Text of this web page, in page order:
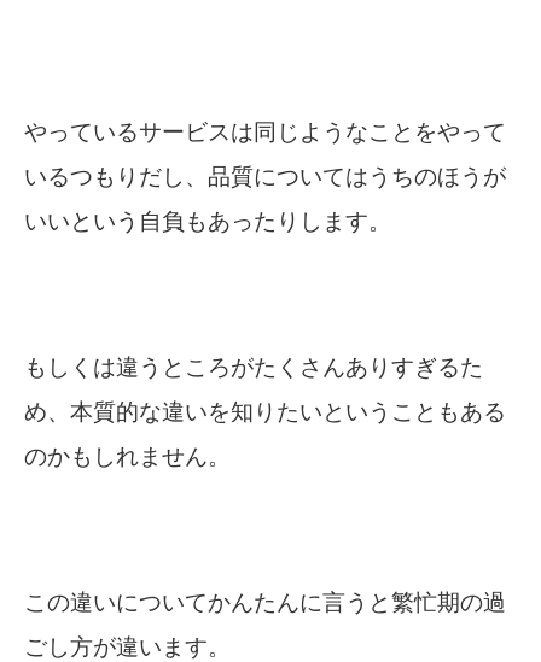
やっているサービスは同じようなことをやって
いるつもりだし、品質についてはうちのほうが
いいという自負もあったりします。
もしくは違うところがたくさんありすぎるた
め、本質的な違いを知りたいということもある
のかもしれません。
この違いについてかんたんに言うと繁忙期の過
ごし方が違います。